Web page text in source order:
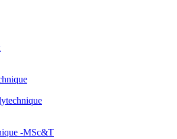
-MSc&T